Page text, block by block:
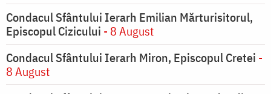
Condacul Sfântului Ierarh Emilian Mărturisitorul,
Episcopul Cizicului - 8 August
Condacul Sfântului Ierarh Miron, Episcopul Cretei -
8 August